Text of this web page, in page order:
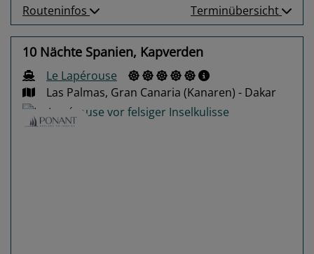
Routeninfos Terminübersicht
10 Nächte Spanien, Kapverden
Le Lapérouse
Las Palmas, Gran Canaria (Kanaren) - Dakar